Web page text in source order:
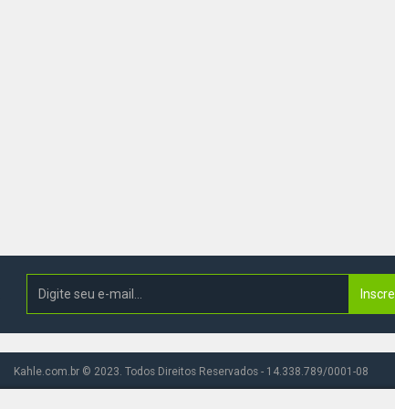
Kahle.com.br © 2023. Todos Direitos Reservados - 14.338.789/0001-08